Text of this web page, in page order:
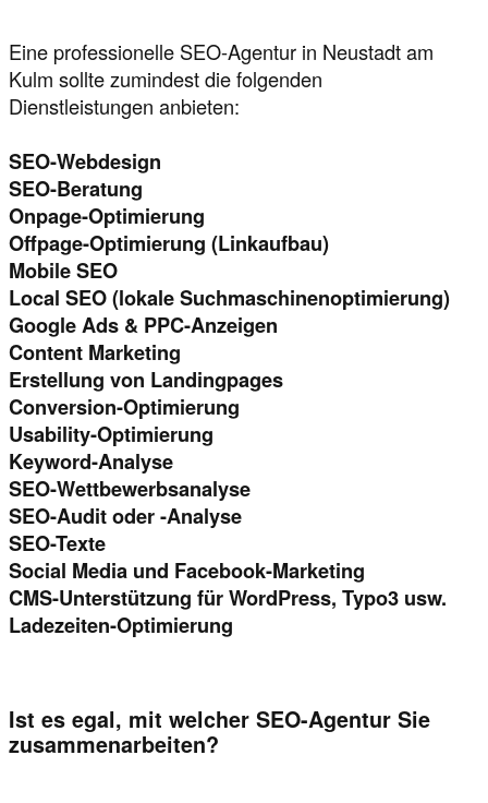
Eine professionelle SEO-Agentur in Neustadt am
Kulm sollte zumindest die folgenden
Dienstleistungen anbieten:
SEO-Webdesign
SEO-Beratung
Onpage-Optimierung
Offpage-Optimierung (Linkaufbau)
Mobile SEO
Local SEO (lokale Suchmaschinenoptimierung)
Google Ads & PPC-Anzeigen
Content Marketing
Erstellung von Landingpages
Conversion-Optimierung
Usability-Optimierung
Keyword-Analyse
SEO-Wettbewerbsanalyse
SEO-Audit oder -Analyse
SEO-Texte
Social Media und Facebook-Marketing
CMS-Unterstützung für WordPress, Typo3 usw.
Ladezeiten-Optimierung
Ist es egal, mit welcher SEO-Agentur Sie
zusammenarbeiten?